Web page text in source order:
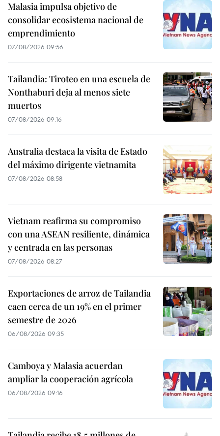
Malasia impulsa objetivo de
consolidar ecosistema nacional de
emprendimiento
07/08/2026 09:56
Tailandia: Tiroteo en una escuela de
Nonthaburi deja al menos siete
muertos
07/08/2026 09:16
Australia destaca la visita de Estado
del máximo dirigente vietnamita
07/08/2026 08:58
Vietnam reafirma su compromiso
con una ASEAN resiliente, dinámica
y centrada en las personas
07/08/2026 08:27
Exportaciones de arroz de Tailandia
caen cerca de un 19% en el primer
semestre de 2026
06/08/2026 09:35
Camboya y Malasia acuerdan
ampliar la cooperación agrícola
06/08/2026 09:16